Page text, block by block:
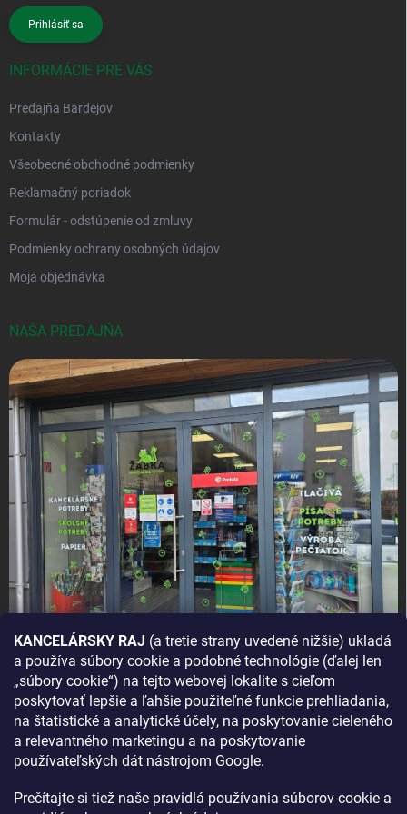
KANCELÁRSKY RAJ (a tretie strany uvedené nižšie) ukladá
a používa súbory cookie a podobné technológie (ďalej len
„súbory cookie“) na tejto webovej lokalite s cieľom
poskytovať lepšie a ľahšie použiteľné funkcie prehliadania,
na štatistické a analytické účely, na poskytovanie cieleného
a relevantného marketingu a na poskytovanie
používateľských dát nástrojom Google.
Prečítajte si tiež naše pravidlá používania súborov cookie a
Prihlásiť sa
INFORMÁCIE PRE VÁS
Predajňa Bardejov
Kontakty
Všeobecné obchodné podmienky
Reklamačný poriadok
Formulár - odstúpenie od zmluvy
Podmienky ochrany osobných údajov
Moja objednávka
NAŠA PREDAJŇA
AKO SA K NÁM DOSTANETE?